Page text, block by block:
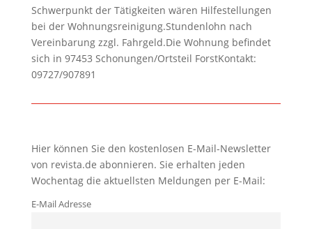
Schwerpunkt der Tätigkeiten wären Hilfestellungen
bei der Wohnungsreinigung.Stundenlohn nach
Vereinbarung zzgl. Fahrgeld.Die Wohnung befindet
sich in 97453 Schonungen/Ortsteil ForstKontakt:
09727/907891
Hier können Sie den kostenlosen E-Mail-Newsletter
von revista.de abonnieren. Sie erhalten jeden
Wochentag die aktuellsten Meldungen per E-Mail:
E-Mail Adresse